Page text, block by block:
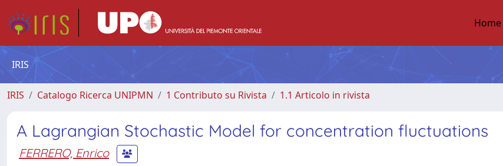
Home
IRIS
IRIS Catalogo Ricerca UNIPMN 1 Contributo su Rivista 1.1 Articolo in rivista
A Lagrangian Stochastic Model for concentration fluctuations
FERRERO, Enrico